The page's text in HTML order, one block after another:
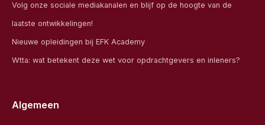
Volg onze sociale mediakanalen en blijf op de hoogte van de
laatste ontwikkelingen!
Nieuwe opleidingen bij EFK Academy
Wtta: wat betekent deze wet voor opdrachtgevers en inleners?
Algemeen